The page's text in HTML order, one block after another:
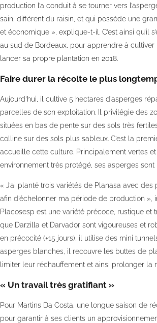
production l’a conduit à se tourner vers
sain, différent du raisin, et qui possède une
et économique », explique-t-il. C’est ainsi qu’il
au sud de Bordeaux, pour apprendre à cultiver
lancer sa propre plantation en 2018.
Faire durer la récolte le plus
Aujourd’hui, il cultive 5 hectares d’asperges
parcelles de son exploitation. Il privilégie des
situées en bas de pente sur des sols très
colline sur des sols plus sableux. C’est la
accueille cette culture. Principalement vertes
environnement très protégé, ses asperges
« J’ai planté trois variétés de Planasa avec
afin d’échelonner ma période de production »,
Placosesp est une variété précoce, rustique et
que Darzilla et Darvador sont vigoureuses et
en précocité (+15 jours), il utilise des mini
asperges blanches, il recouvre les buttes de
limiter leur réchauffement et ainsi prolonger la
« Un travail très gratifiant »
Pour Martins Da Costa, une longue saison de
pour garantir à ses clients un